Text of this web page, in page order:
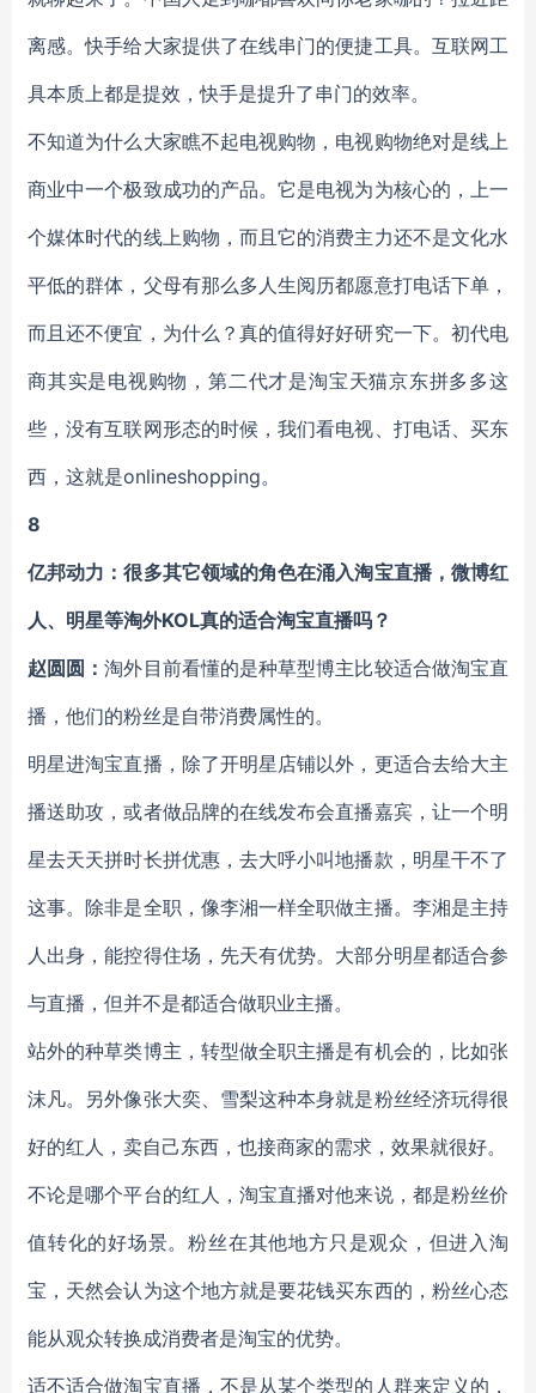
离感。快手给大家提供了在线串门的便捷工具。互联网工
具本质上都是提效，快手是提升了串门的效率。
不知道为什么大家瞧不起电视购物，电视购物绝对是线上
商业中一个极致成功的产品。它是电视为为核心的，上一
个媒体时代的线上购物，而且它的消费主力还不是文化水
平低的群体，父母有那么多人生阅历都愿意打电话下单，
而且还不便宜，为什么？真的值得好好研究一下。初代电
商其实是电视购物，第二代才是淘宝天猫京东拼多多这
些，没有互联网形态的时候，我们看电视、打电话、买东
西，这就是onlineshopping。
8
亿邦动力：很多其它领域的角色在涌入淘宝直播，微博红
人、明星等淘外KOL真的适合淘宝直播吗？
赵圆圆：淘外目前看懂的是种草型博主比较适合做淘宝直
播，他们的粉丝是自带消费属性的。
明星进淘宝直播，除了开明星店铺以外，更适合去给大主
播送助攻，或者做品牌的在线发布会直播嘉宾，让一个明
星去天天拼时长拼优惠，去大呼小叫地播款，明星干不了
这事。除非是全职，像李湘一样全职做主播。李湘是主持
人出身，能控得住场，先天有优势。大部分明星都适合参
与直播，但并不是都适合做职业主播。
站外的种草类博主，转型做全职主播是有机会的，比如张
沫凡。另外像张大奕、雪梨这种本身就是粉丝经济玩得很
好的红人，卖自己东西，也接商家的需求，效果就很好。
不论是哪个平台的红人，淘宝直播对他来说，都是粉丝价
值转化的好场景。粉丝在其他地方只是观众，但进入淘
宝，天然会认为这个地方就是要花钱买东西的，粉丝心态
能从观众转换成消费者是淘宝的优势。
适不适合做淘宝直播，不是从某个类型的人群来定义的，